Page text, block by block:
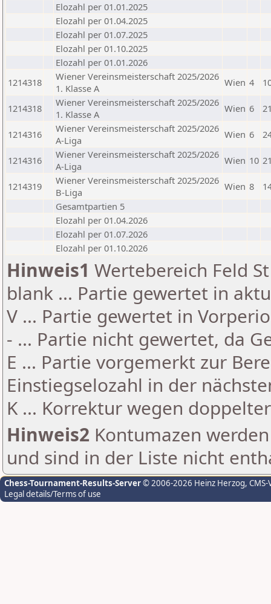
Elozahl per 01.01.2025
Elozahl per 01.04.2025
Elozahl per 01.07.2025
Elozahl per 01.10.2025
Elozahl per 01.01.2026
1214318
Wiener Vereinsmeisterschaft 2025/2026
1. Klasse A
Wien 4
1214318
Wiener Vereinsmeisterschaft 2025/2026
1. Klasse A
Wien 6
1214316
Wiener Vereinsmeisterschaft 2025/2026
A-Liga
Wien 6
1214316
Wiener Vereinsmeisterschaft 2025/2026
A-Liga
Wien 10
1214319
Wiener Vereinsmeisterschaft 2025/2026
B-Liga
Wien 8
Gesamtpartien 5
Elozahl per 01.04.2026
Elozahl per 01.07.2026
Elozahl per 01.10.2026
Hinweis1 Wertebereich Feld
blank ... Partie gewertet in
V ... Partie gewertet in
- ... Partie nicht gewertet, da
E ... Partie vorgemerkt zur
Einstiegselozahl in der
K ... Korrektur wegen
Hinweis2 Kontumazen
und sind in der Liste nicht
Chess-Tournament-Results-Server© 2006-2026 Heinz Herzog,
Legal details/Terms of use